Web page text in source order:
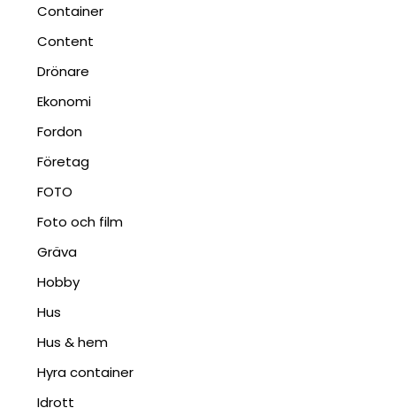
Container
Content
Drönare
Ekonomi
Fordon
Företag
FOTO
Foto och film
Gräva
Hobby
Hus
Hus & hem
Hyra container
Idrott